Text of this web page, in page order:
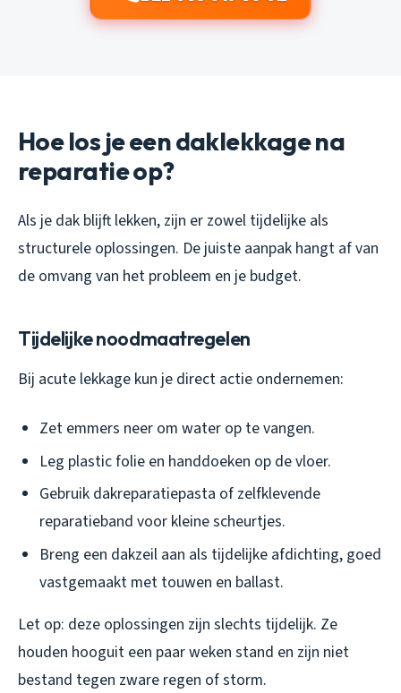
Hoe los je een daklekkage na
reparatie op?
Als je dak blijft lekken, zijn er zowel tijdelijke als
structurele oplossingen. De juiste aanpak hangt af van
de omvang van het probleem en je budget.
Tijdelijke noodmaatregelen
Bij acute lekkage kun je direct actie ondernemen:
Zet emmers neer om water op te vangen.
Leg plastic folie en handdoeken op de vloer.
Gebruik dakreparatiepasta of zelfklevende
reparatieband voor kleine scheurtjes.
Breng een dakzeil aan als tijdelijke afdichting, goed
vastgemaakt met touwen en ballast.
Let op: deze oplossingen zijn slechts tijdelijk. Ze
houden hooguit een paar weken stand en zijn niet
bestand tegen zware regen of storm.